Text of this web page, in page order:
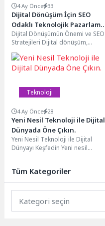
4 Ay Önce 33
Dijital Dönüşüm İçin SEO
Odaklı Teknolojik Pazarlama
Stratejileri
Dijital Dönüşümün Önemi ve SEO
Stratejileri Dijital dönüşüm,
günümüz iş dünyasında önemli
bir konu haline...
Teknoloji
4 Ay Önce 28
Yeni Nesil Teknoloji ile Dijital
Dünyada Öne Çıkın.
Yeni Nesil Teknoloji ile Dijital
Dünyayı Keşfedin Yeni nesil
Tüm Kategoriler